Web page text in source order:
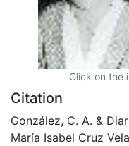
Click on the
Citation
González, C. A. &
María Isabel Cruz